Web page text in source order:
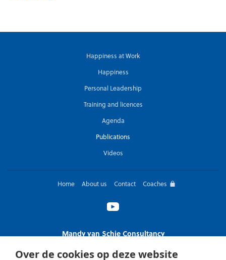
Happiness at Work
Happiness
Personal Leadership
Training and licences
Agenda
Publications
Videos
Home About us Contact Coaches
Mandy van Schie Consultancy
Over de cookies op deze website